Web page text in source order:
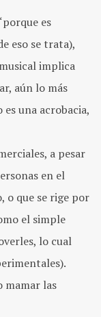
es
eso se trata),
implica
aún lo más
una acrobacia,
a pesar
en el
o que se rige por
el simple
lo cual
mamar las